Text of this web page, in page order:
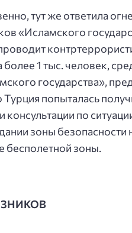
тут же ответила
«Исламского
более 1 тыс. человек,
государства»,
попыталась
консультации по
зоны
зоны.